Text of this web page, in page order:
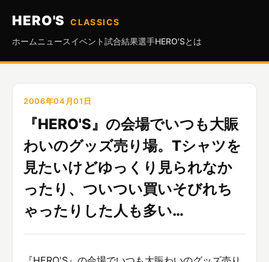
HERO'S
CLASSICS
ホーム ニュースイベント試合結果選手HERO'Sとは
2006年04月01日
『HERO'S』の会場でいつも大賑
わいのグッズ売り場。Tシャツを
見たいけどゆっくり見られなか
ったり、ついつい買いそびれち
ゃったりした人も多い…